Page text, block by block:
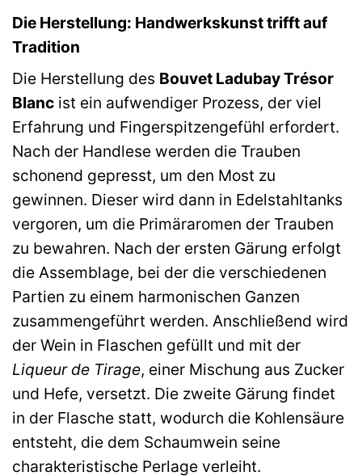
Die Herstellung: Handwerkskunst trifft auf
Tradition
Die Herstellung des Bouvet Ladubay Trésor
Blanc ist ein aufwendiger Prozess, der viel
Erfahrung und Fingerspitzengefühl erfordert.
Nach der Handlese werden die Trauben
schonend gepresst, um den Most zu
gewinnen. Dieser wird dann in Edelstahltanks
vergoren, um die Primäraromen der Trauben
zu bewahren. Nach der ersten Gärung erfolgt
die Assemblage, bei der die verschiedenen
Partien zu einem harmonischen Ganzen
zusammengeführt werden. Anschließend wird
der Wein in Flaschen gefüllt und mit der
Liqueur de Tirage, einer Mischung aus Zucker
und Hefe, versetzt. Die zweite Gärung findet
in der Flasche statt, wodurch die Kohlensäure
entsteht, die dem Schaumwein seine
charakteristische Perlage verleiht.